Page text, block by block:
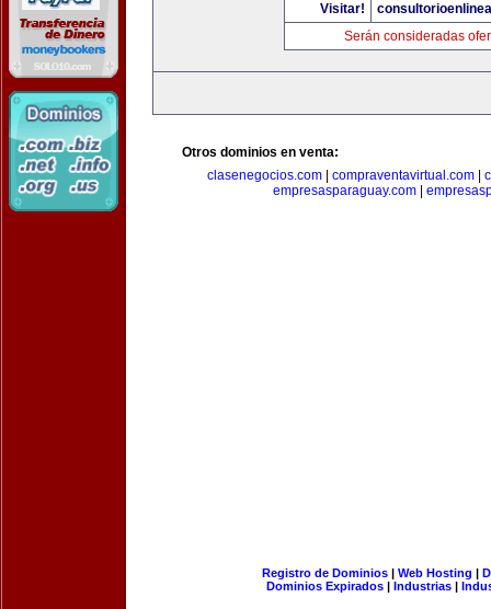
Visitar!
Serán consideradas
Otros dominios en venta:
clasenegocios.com| compraventavirtual.com|
empresasparaguay.com|
Registro de Dominios| Web Hosting |
Dominios Expirados | Industrias |